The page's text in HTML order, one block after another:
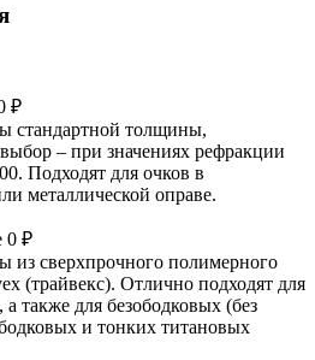
₽
стандартной толщины,
– при значениях рефракции
Подходят для очков в
металлической оправе.
0 ₽
из сверхпрочного полимерного
(трайвекс). Отлично подходят для
а также для безободковых (без
и тонких титановых